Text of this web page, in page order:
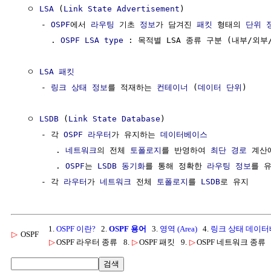
  ㅇ
LSA ( Link State Advertisement )
     -
OSPF에서 라우팅 기초 정보 가 담겨진 패킷 형태의 단위
       .
OSPF LSA type : 목적별 LSA 종류 구분 (내부/외
  ㅇ
LSA 패킷
     -
링크 상태 정보 를 적재하는 컨테이너 (데이터 단위 )
  ㅇ
LSDB ( Link State Database )
     - 각
OSPF 라우터 가 유지하는 데이터베이스
        .
네트워크 의 전체 토폴로지 를 반영하여 최단 경로
계산
        .
OSPF는 LSDB 동기화를 통해 정확한 라우팅 정보 를
     - 각
라우터 가 네트워크 전체 토폴로지 를 LSDB
▷ OSPF
1. OSPF 이란? 2. OSPF 용어 3. 영역 (Area) 4. 링크 상태 데이
▷OSPF 라우터 종류 8. ▷OSPF 패킷 9. ▷OSPF 네트워크 종류
검색